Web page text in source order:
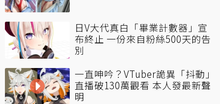
日V大代真白「畢業計數器」宣
布終止 一份來自粉絲500天的告
別
一直呻吟？VTuber詭異「抖動」
直播破130萬觀看 本人發最新聲
明